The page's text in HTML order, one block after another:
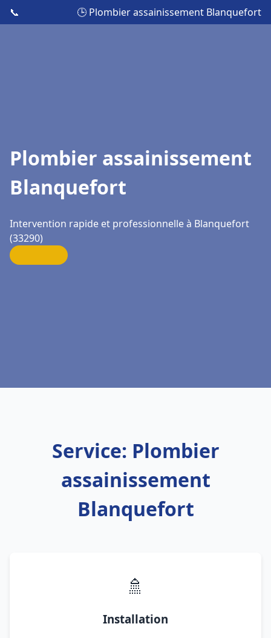
📞 🕒 Plombier assainissement Blanquefort
Plombier assainissement
Blanquefort
Intervention rapide et professionnelle à Blanquefort
(33290)
Service: Plombier
assainissement
Blanquefort
🚿
Installation